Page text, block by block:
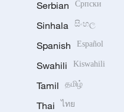
Serbian Српски
Sinhala සිංහල
Spanish Español
Swahili Kiswahili
Tamil தமிழ்
Thai ไทย